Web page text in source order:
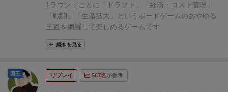
分を取り分けているので、このケースをプレイヤーに
配るだけで準備ができちゃいます。ケースにだいぶ余
てもいいかも。
一つにまとめてセリアの45枚用トレーディングカード
ケースへ。 プレイを通じてやりとりするコイン類（金
1ラウンドごとに「ドラフト」「経済・コスト管理」
「戦闘」「生産拡大」というボードゲームのあやゆる
王道を網羅して楽しめるゲームです
さらに1ラウンドごとにユニットが加齢し退場してい
く独自の「経年」システムによって、世代交代による
詳細は他の方が記載されているので割愛。
＜ビジュアル＞
続きを見る
リプレイ 567名が参考
国王